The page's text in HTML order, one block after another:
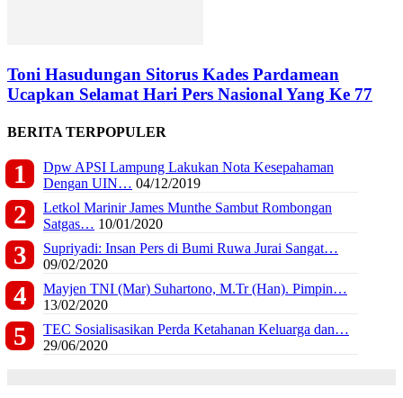
Toni Hasudungan Sitorus Kades Pardamean
Ucapkan Selamat Hari Pers Nasional Yang Ke 77
BERITA TERPOPULER
Dpw APSI Lampung Lakukan Nota Kesepahaman
Dengan UIN… 04/12/2019
Letkol Marinir James Munthe Sambut Rombongan
Satgas… 10/01/2020
Supriyadi: Insan Pers di Bumi Ruwa Jurai Sangat…
09/02/2020
Mayjen TNI (Mar) Suhartono, M.Tr (Han). Pimpin…
13/02/2020
TEC Sosialisasikan Perda Ketahanan Keluarga dan…
29/06/2020